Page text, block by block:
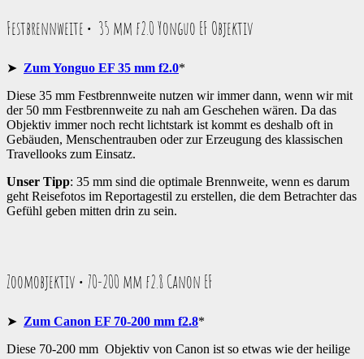
Festbrennweite • 35 mm f2.0 Yonguo EF Objektiv
➤ Zum Yonguo EF 35 mm f2.0*
Diese 35 mm Festbrennweite nutzen wir immer dann, wenn wir mit
der 50 mm Festbrennweite zu nah am Geschehen wären. Da das
Objektiv immer noch recht lichtstark ist kommt es deshalb oft in
Gebäuden, Menschentrauben oder zur Erzeugung des klassischen
Travellooks zum Einsatz.
Unser Tipp: 35 mm sind die optimale Brennweite, wenn es darum
geht Reisefotos im Reportagestil zu erstellen, die dem Betrachter das
Gefühl geben mitten drin zu sein.
Zoomobjektiv • 70-200 mm f2.8 Canon EF
➤ Zum Canon EF 70-200 mm f2.8*
Diese 70-200 mm Objektiv von Canon ist so etwas wie der heilige